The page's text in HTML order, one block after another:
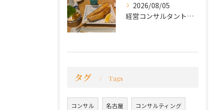
2026/08/05
経営コンサルタントのモーちゃん・毛利京申です。
タグ Tags
コンサル 名古屋 コンサルティング